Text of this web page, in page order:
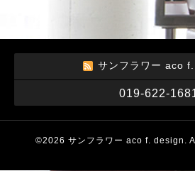
サンフラワー aco
019-622-
©2026 サンフラワー aco f. design .